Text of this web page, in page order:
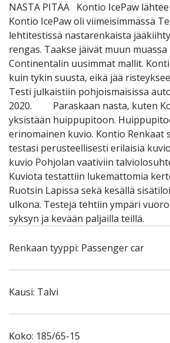
NASTA PITÄÄ Kontio IcePaw
Kontio IcePaw oli viimeisimmässä
lehtitestissä nastarenkaista
rengas. Taakse jäivät muun
Continentalin uusimmat mallit.
kuin tykin suusta, eikä jää
Testi julkaistiin pohjoismaisissa
2020. Paraskaan nasta, kuten
yksistään huippupitoon.
erinomainen kuvio. Kontio Renkaat
testasi perusteellisesti erilaisia
kuvio Pohjolan vaativiin
Kuviota testattiin lukemattomia
Ruotsin Lapissa sekä kesällä
ulkona. Testejä tehtiin ympäri
syksyn ja kevään paljailla teillä.
Renkaan tyyppi: Passenger car
Kausi: Talvi
Koko: 185/65-15